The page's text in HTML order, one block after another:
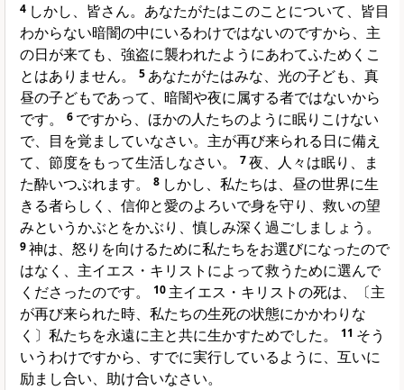
4 しかし、皆さん。あなたがたはこのことについて、皆目
わからない暗闇の中にいるわけではないのですから、主
の日が来ても、強盗に襲われたようにあわてふためくこ
とはありません。
5 あなたがたはみな、光の子ども、真
昼の子どもであって、暗闇や夜に属する者ではないから
です。
6 ですから、ほかの人たちのように眠りこけない
で、目を覚ましていなさい。主が再び来られる日に備え
て、節度をもって生活しなさい。
7夜、人々は眠り、ま
た酔いつぶれます。
8 しかし、私たちは、昼の世界に生
きる者らしく、信仰と愛のよろいで身を守り、救いの望
みというかぶとをかぶり、慎しみ深く過ごしましょう。
9神は、怒りを向けるために私たちをお選びになったので
はなく、主イエス・キリストによって救うために選んで
くださったのです。
10 主イエス・キリストの死は、〔主
が再び来られた時、私たちの生死の状態にかかわりな
く〕私たちを永遠に主と共に生かすためでした。
11 そう
いうわけですから、すでに実行しているように、互いに
励まし合い、助け合いなさい。